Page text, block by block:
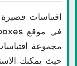
اقتباسات قصيرة
مجموعة اقتباسات
حيث يمكنك